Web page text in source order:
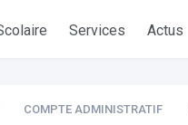
Services Actus
COMPTE ADMINISTRATIF